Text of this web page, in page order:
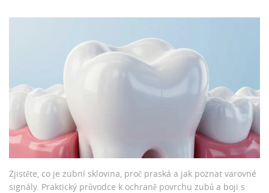
Zjistěte, co je zubní sklovina, proč praská a jak poznat varovné
signály. Praktický průvodce k ochraně povrchu zubů a boji s